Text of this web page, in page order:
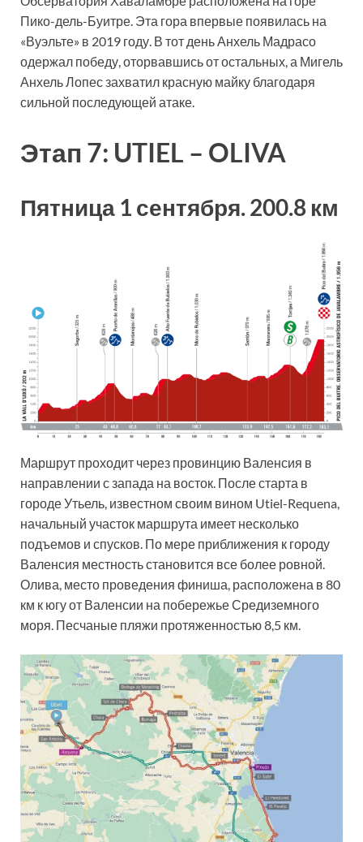
Пико-дель-Буитре. Эта гора впервые появилась на
«Вуэльте» в 2019 году. В тот день Анхель Мадрасо
одержал победу, оторвавшись от остальных, а Мигель
Анхель Лопес захватил красную майку благодаря
сильной последующей атаке.
Этап 7: UTIEL – OLIVA
Пятница 1 сентября. 200.8 км
Маршрут проходит через провинцию Валенсия в
направлении с запада на восток. После старта в
городе Утьель, известном своим вином Utiel-Requena,
начальный участок маршрута имеет несколько
подъемов и спусков. По мере приближения к городу
Валенсия местность становится все более ровной.
Олива, место проведения финиша, расположена в 80
км к югу от Валенсии на побережье Средиземного
моря. Песчаные пляжи протяженностью 8,5 км.